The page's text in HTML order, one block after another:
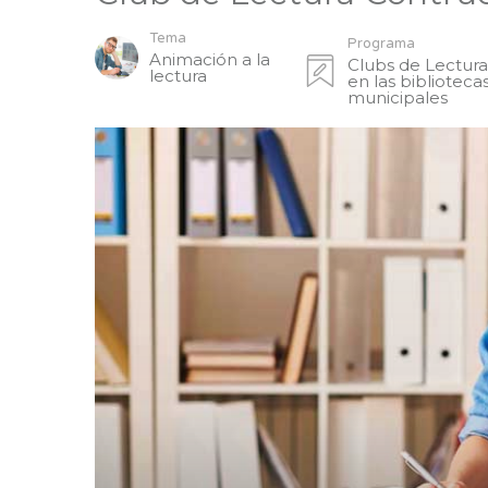
Tema
Animación a la
lectura
Programa
Clubs de Lectura
en las
municipales